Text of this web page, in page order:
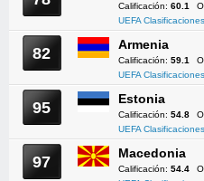
Calificación: 60.1
UEFA
82 Armenia
Calificación: 59.1
UEFA
95 Estonia
Calificación: 54.8
UEFA
97 Macedonia
Calificación: 54.4